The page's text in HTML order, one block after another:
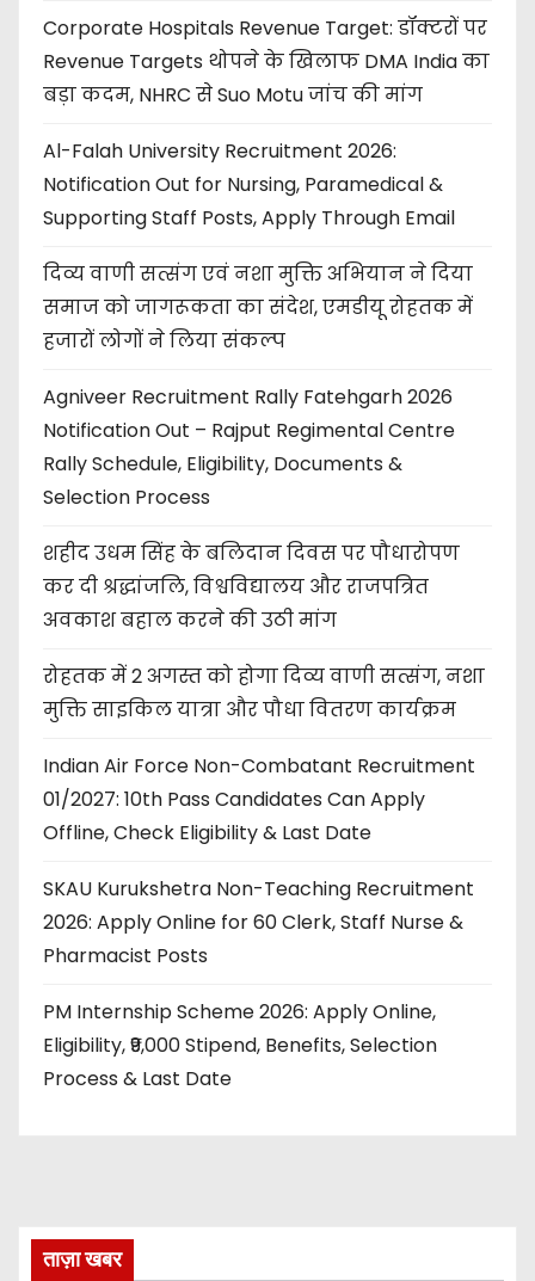
Corporate Hospitals Revenue Target: डॉक्टरों पर
Revenue Targets थोपने के खिलाफ DMA India का
बड़ा कदम, NHRC से Suo Motu जांच की मांग
Al-Falah University Recruitment 2026:
Notification Out for Nursing, Paramedical &
Supporting Staff Posts, Apply Through Email
दिव्य वाणी सत्संग एवं नशा मुक्ति अभियान ने दिया
समाज को जागरूकता का संदेश, एमडीयू रोहतक में
हजारों लोगों ने लिया संकल्प
Agniveer Recruitment Rally Fatehgarh 2026
Notification Out – Rajput Regimental Centre
Rally Schedule, Eligibility, Documents &
Selection Process
शहीद उधम सिंह के बलिदान दिवस पर पौधारोपण
कर दी श्रद्धांजलि, विश्वविद्यालय और राजपत्रित
अवकाश बहाल करने की उठी मांग
रोहतक में 2 अगस्त को होगा दिव्य वाणी सत्संग, नशा
मुक्ति साइकिल यात्रा और पौधा वितरण कार्यक्रम
Indian Air Force Non-Combatant Recruitment
01/2027: 10th Pass Candidates Can Apply
Offline, Check Eligibility & Last Date
SKAU Kurukshetra Non-Teaching Recruitment
2026: Apply Online for 60 Clerk, Staff Nurse &
Pharmacist Posts
PM Internship Scheme 2026: Apply Online,
Eligibility, ₹9,000 Stipend, Benefits, Selection
Process & Last Date
ताज़ा खबर